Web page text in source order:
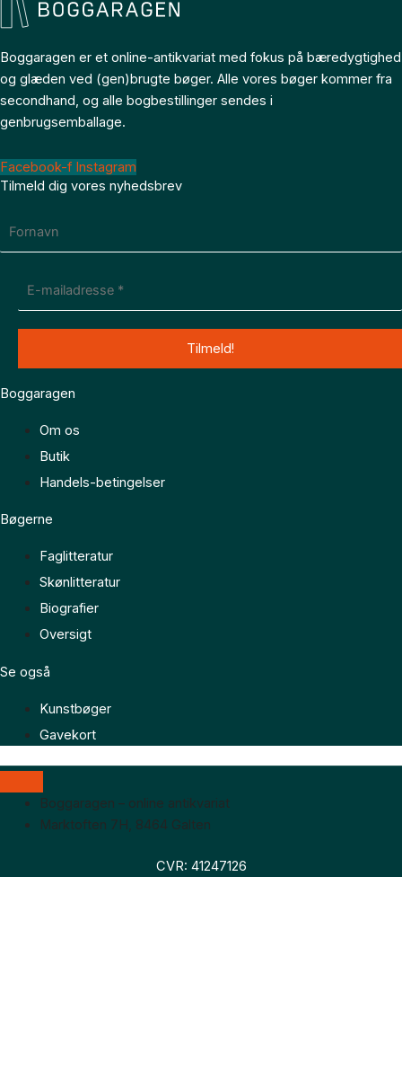
Boggaragen er et online-antikvariat med fokus på bæredygtighed
og glæden ved (gen)brugte bøger. Alle vores bøger kommer fra
secondhand, og alle bogbestillinger sendes i
genbrugsemballage.
Facebook-f Instagram
Tilmeld dig vores nyhedsbrev
Boggaragen
Om os
Butik
Handels-betingelser
Bøgerne
Faglitteratur
Skønlitteratur
Biografier
Oversigt
Se også
Kunstbøger
Gavekort
Boggaragen – online antikvariat
Marktoften 7H, 8464 Galten
CVR: 41247126